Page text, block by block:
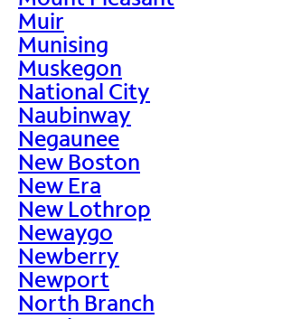
Muir
Munising
Muskegon
National City
Naubinway
Negaunee
New Boston
New Era
New Lothrop
Newaygo
Newberry
Newport
North Branch